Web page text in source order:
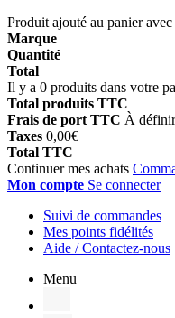
Produit ajouté au panier avec
Marque
Quantité
Total
Il y a 0 produits dans votre
Total produits TTC
Frais de port TTC À définir
Taxes 0,00€
Total TTC
Continuer mes achats
Mon compte Se connecter
Suivi de commandes
Mes points fidélités
Aide / Contactez-nous
Menu